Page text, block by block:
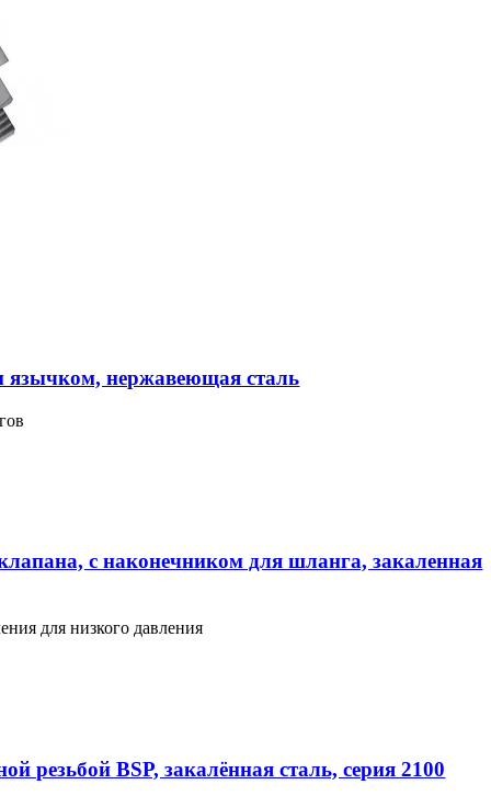
язычком, нержавеющая сталь
с наконечником для шланга, закаленная
для низкого давления
резьбой BSP, закалённая сталь, серия 2100